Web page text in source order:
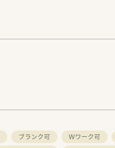
ブランク可 Ｗワーク可